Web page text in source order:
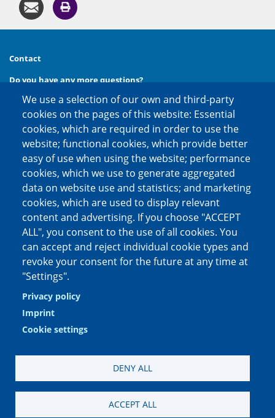
Contact
Do you have any more questions?
Then call us at
phone:+49 (0) 30 20 654 654
or contact us via
e-mail:kontakt@factoring.de
Social media channels
We use a selection of our own and third-party
cookies on the pages of this website: Essential
cookies, which are required in order to use the
website; functional cookies, which provide better
easy of use when using the website; performance
cookies, which we use to generate aggregated
data on website use and statistics; and marketing
cookies, which are used to display relevant
content and advertising. If you choose "ACCEPT
ALL", you consent to the use of all cookies. You
can accept and reject individual cookie types and
revoke your consent for the future at any time at
"Settings".
Privacy policy
Imprint
Cookie settings
DENY ALL
ACCEPT ALL
Impressum|Datenschutzerklärung|Datenschutzinformation Social